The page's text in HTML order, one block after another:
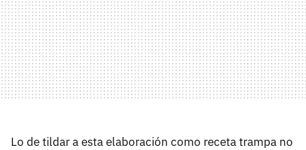
Lo de tildar a esta elaboración como receta trampa no